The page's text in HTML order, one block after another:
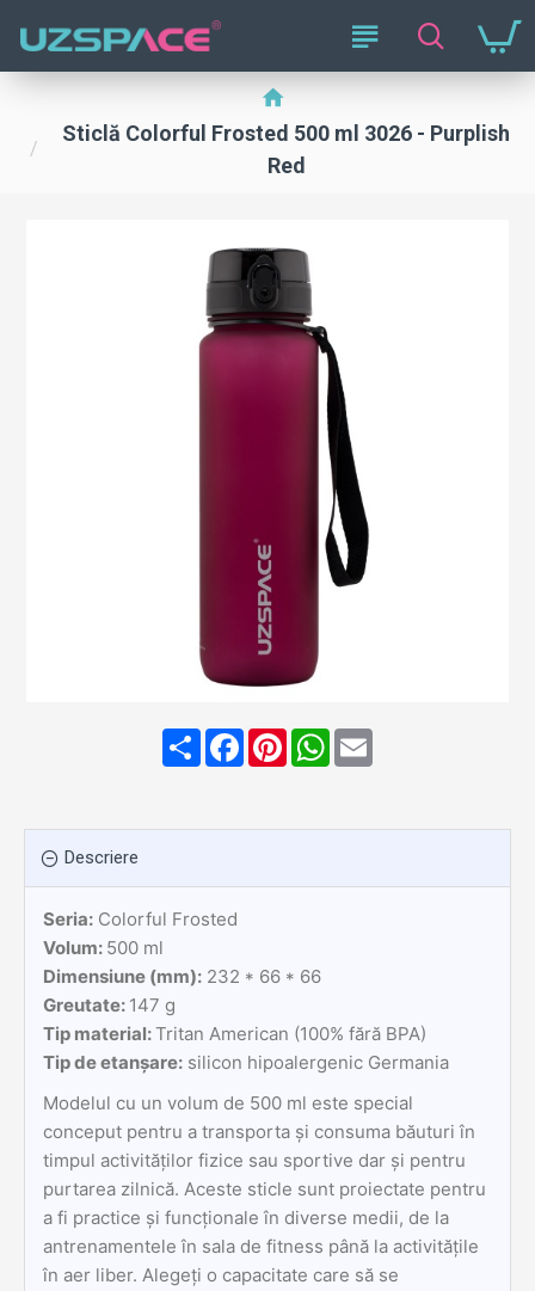
Sticlă Colorful Frosted 500 ml 3026 - Purplish
Red
ShareFacebookPinterestWhatsApp
Email
Descriere
Seria: Colorful Frosted
Volum: 500 ml
Dimensiune (mm): 232 * 66 * 66
Greutate: 147 g
Tip material:Tritan American (100% fără BPA)
Tip de etanșare: silicon hipoalergenic Germania
Modelul cu un volum de 500 ml este special
conceput pentru a transporta și consuma băuturi în
timpul activităților fizice sau sportive dar și pentru
purtarea zilnică. Aceste sticle sunt proiectate pentru
a fi practice și funcționale în diverse medii, de la
antrenamentele în sala de fitness până la activitățile
în aer liber. Alegeți o capacitate care să se